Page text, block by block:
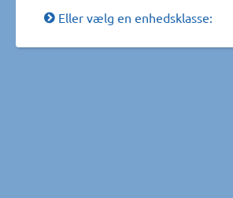
Eller vælg en enhedsklasse: